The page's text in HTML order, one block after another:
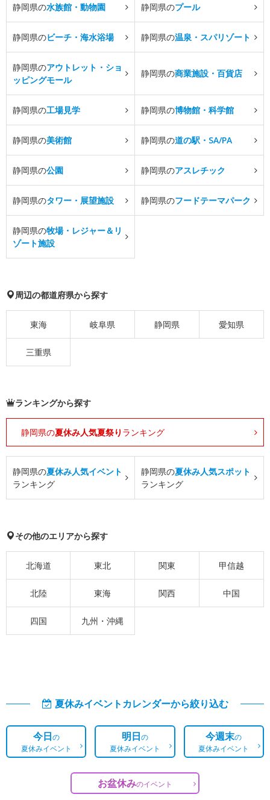
静岡県の水族館・動物園 静岡県のプール
静岡県のビーチ・海水浴場 静岡県の温泉・スパリゾート
静岡県のアウトレット・ショ
ッピングモール
静岡県の商業施設・百貨店
静岡県の工場見学 静岡県の博物館・科学館
静岡県の美術館 静岡県の道の駅・SA/PA
静岡県の公園 静岡県のアスレチック
静岡県のタワー・展望施設 静岡県のフードテーマパーク
静岡県の牧場・レジャー＆リ
ゾート施設
周辺の都道府県から探す
東海 岐阜県 静岡県 愛知県
三重県
ランキングから探す
静岡県の夏休み人気夏祭り ランキング
静岡県の夏休み人気イベント
ランキング
静岡県の夏休み人気スポット
ランキング
その他のエリアから探す
北海道 東北 関東 甲信越
北陸 東海 関西 中国
四国 九州・沖縄
夏休みイベントカレンダーから絞り込む
今日の
夏休みイベント
明日の
夏休みイベント
今週末の
夏休みイベント
お盆休みのイベント